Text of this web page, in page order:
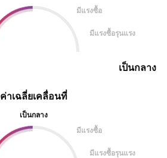
มีแรงซื้อ
มีแรงซื้อรุนแรง
เป็นกลาง
ค่าเฉลี่ยเคลื่อนที่
เป็นกลาง
มีแรงซื้อ
มีแรงซื้อรุนแรง